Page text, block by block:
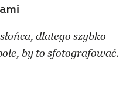
dlatego szybko
by to sfotografować.